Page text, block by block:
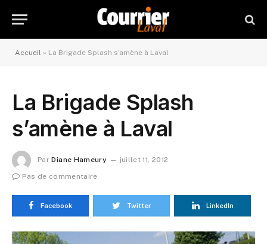
Accueil » La Brigade Splash s’amène à Laval
La Brigade Splash
s’amène à Laval
Par Diane Hameury
juillet 11, 2012
Pas de commentaire
Facebook Twitter LinkedIn